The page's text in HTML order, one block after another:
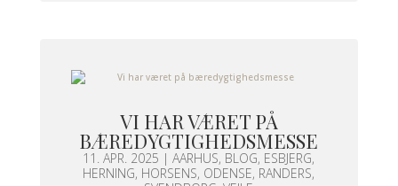
VI HAR VÆRET PÅ
BÆREDYGTIGHEDSMESSE
11. APR. 2025 |AARHUS, BLOG, ESBJERG,
HERNING, HORSENS, ODENSE, RANDERS,